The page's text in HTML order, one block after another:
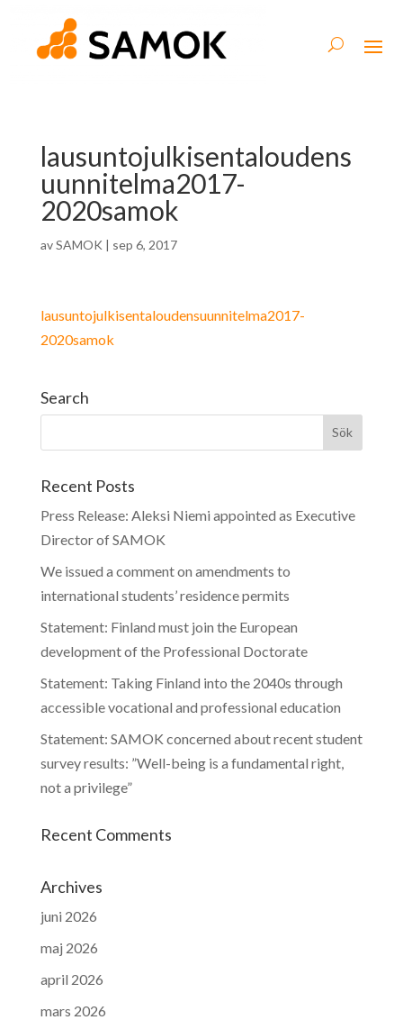
lausuntojulkisentaloudens
uunnitelma2017-
2020samok
avSAMOK | sep 6, 2017
lausuntojulkisentaloudensuunnitelma2017-
2020samok
Search
Recent Posts
Press Release: Aleksi Niemi appointed as Executive
Director of SAMOK
We issued a comment on amendments to
international students’ residence permits
Statement: Finland must join the European
development of the Professional Doctorate
Statement: Taking Finland into the 2040s through
accessible vocational and professional education
Statement: SAMOK concerned about recent student
survey results: ”Well-being is a fundamental right,
not a privilege”
Recent Comments
Archives
juni 2026
maj 2026
april 2026
mars 2026